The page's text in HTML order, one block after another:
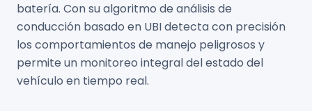
batería. Con su algoritmo de análisis de
conducción basado en UBI detecta con precisión
los comportamientos de manejo peligrosos y
permite un monitoreo integral del estado del
vehículo en tiempo real.